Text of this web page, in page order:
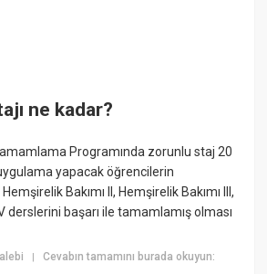
ne kadar?
Programında zorunlu staj 20
yapacak öğrencilerin
Bakımı II, Hemşirelik Bakımı III,
derslerini başarı ile tamamlamış olması
|Cevabın tamamını burada okuyun: